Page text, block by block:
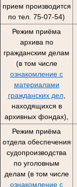
прием производится
по тел. 75-07-54)
Режим приёма
архива по
гражданским делам
(в том числе
ознакомление с
материалами
гражданских дел,
находящихся в
архивных фондах),
Режим приёма
отдела обеспечения
судопроизводства
по уголовным
делам (в том числе
ознакомление с